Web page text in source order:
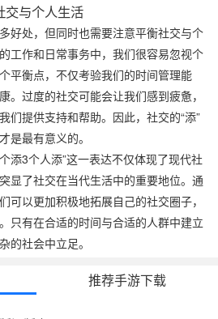
交与个人生活
好处，但同时也需要注意平衡社交与个
工作和日常事务中，我们很容易忽视个
平衡点，不仅考验我们的时间管理能
。过度的社交可能会让我们感到疲惫，
们提供支持和帮助。因此，社交的“添”
是最有意义的。
添3个人添”这一表达不仅体现了现代社
显了社交在当代生活中的重要地位。通
可以更加积极地拓展自己的社交圈子，
只有在合适的时间与合适的人群中建立
的社会中立足。
推荐手游下载